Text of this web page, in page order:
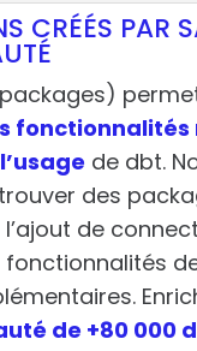
CRÉÉS PAR
fonctionnalités
de dbt.
des
de
fonctionnalités
de +80 000